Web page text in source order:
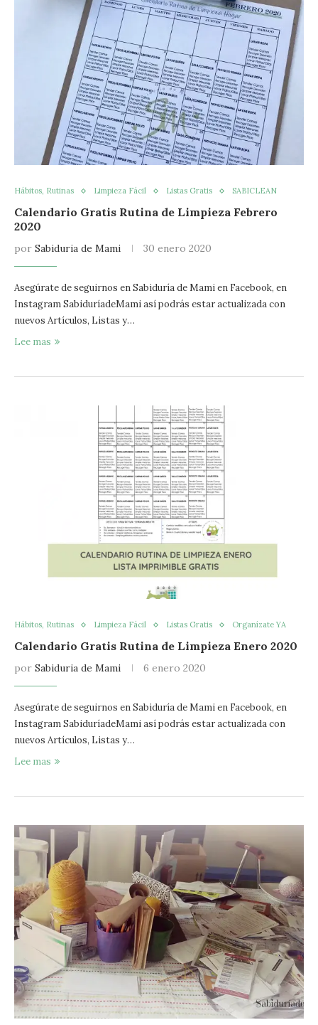
Hábitos, Rutinas Limpieza Fácil Listas Gratis SABICLEAN
Calendario Gratis Rutina de Limpieza Febrero
2020
por Sabiduria de Mami 30 enero 2020
Asegúrate de seguirnos en Sabiduría de Mami en Facebook, en
Instagram SabiduríadeMami así podrás estar actualizada con
nuevos Artículos, Listas y…
Lee mas
Hábitos, Rutinas Limpieza Fácil Listas Gratis Organízate YA
Calendario Gratis Rutina de Limpieza Enero 2020
por Sabiduria de Mami 6 enero 2020
Asegúrate de seguirnos en Sabiduría de Mami en Facebook, en
Instagram SabiduríadeMami así podrás estar actualizada con
nuevos Artículos, Listas y…
Lee mas